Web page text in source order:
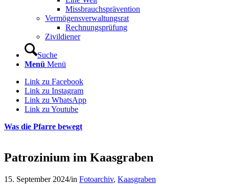
Missbrauchsprävention
Vermögensverwaltungsrat
Rechnungsprüfung
Zivildiener
Suche
Menü Menü
Link zu Facebook
Link zu Instagram
Link zu WhatsApp
Link zu Youtube
Was die Pfarre bewegt
Patrozinium im Kaasgraben
15. September 2024/in Fotoarchiv, Kaasgraben